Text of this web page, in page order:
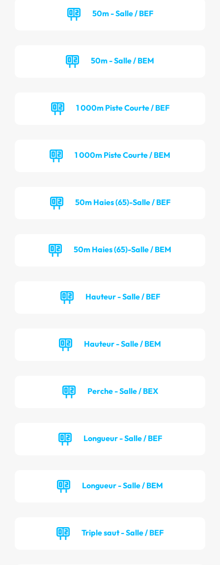
50m - Salle / BEF
50m - Salle / BEM
1 000m Piste Courte / BEF
1 000m Piste Courte / BEM
50m Haies (65)-Salle / BEF
50m Haies (65)-Salle / BEM
Hauteur - Salle / BEF
Hauteur - Salle / BEM
Perche - Salle / BEX
Longueur - Salle / BEF
Longueur - Salle / BEM
Triple saut - Salle / BEF